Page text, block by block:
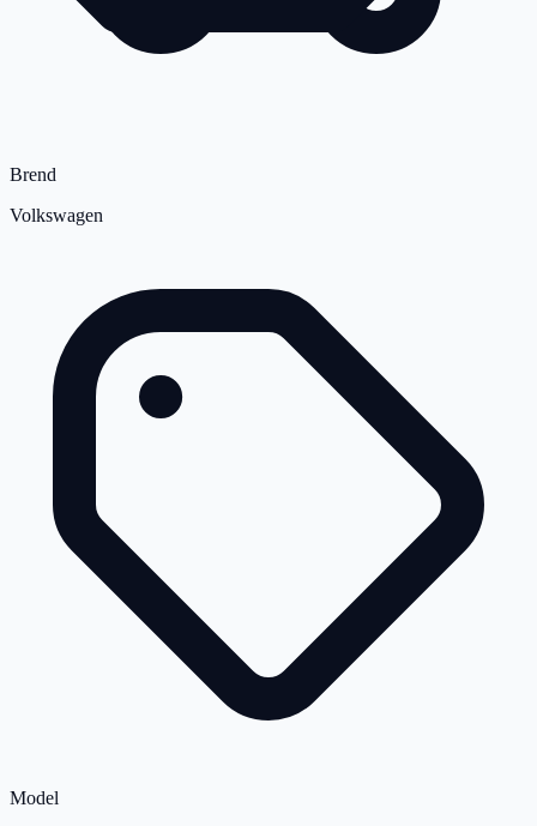
Brend
Volkswagen
Model